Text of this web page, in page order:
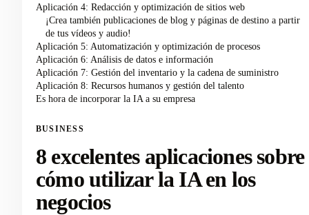
Aplicación 4: Redacción y optimización de sitios web
¡Crea también publicaciones de blog y páginas de destino a partir
de tus vídeos y audio!
Aplicación 5: Automatización y optimización de procesos
Aplicación 6: Análisis de datos e información
Aplicación 7: Gestión del inventario y la cadena de suministro
Aplicación 8: Recursos humanos y gestión del talento
Es hora de incorporar la IA a su empresa
BUSINESS
8 excelentes aplicaciones sobre
cómo utilizar la IA en los
negocios